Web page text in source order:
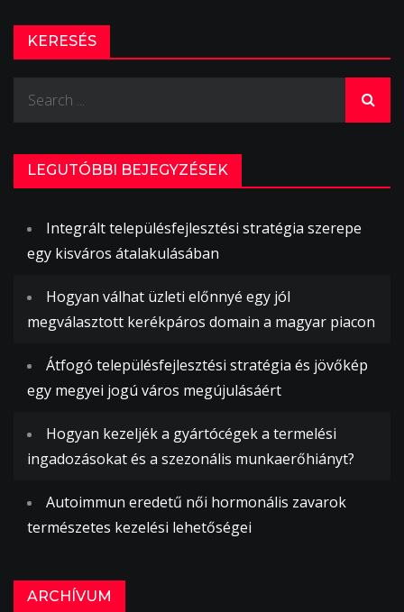
KERESÉS
LEGUTÓBBI BEJEGYZÉSEK
Integrált településfejlesztési stratégia szerepe
egy kisváros átalakulásában
Hogyan válhat üzleti előnnyé egy jól
megválasztott kerékpáros domain a magyar piacon
Átfogó településfejlesztési stratégia és jövőkép
egy megyei jogú város megújulásáért
Hogyan kezeljék a gyártócégek a termelési
ingadozásokat és a szezonális munkaerőhiányt?
Autoimmun eredetű női hormonális zavarok
természetes kezelési lehetőségei
ARCHÍVUM